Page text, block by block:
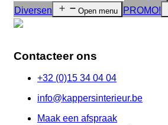
Diversen Open menu PROMO!
Contacteer ons
+32 (0)15 34 04 04
info@kappersinterieur.be
Maak een afspraak